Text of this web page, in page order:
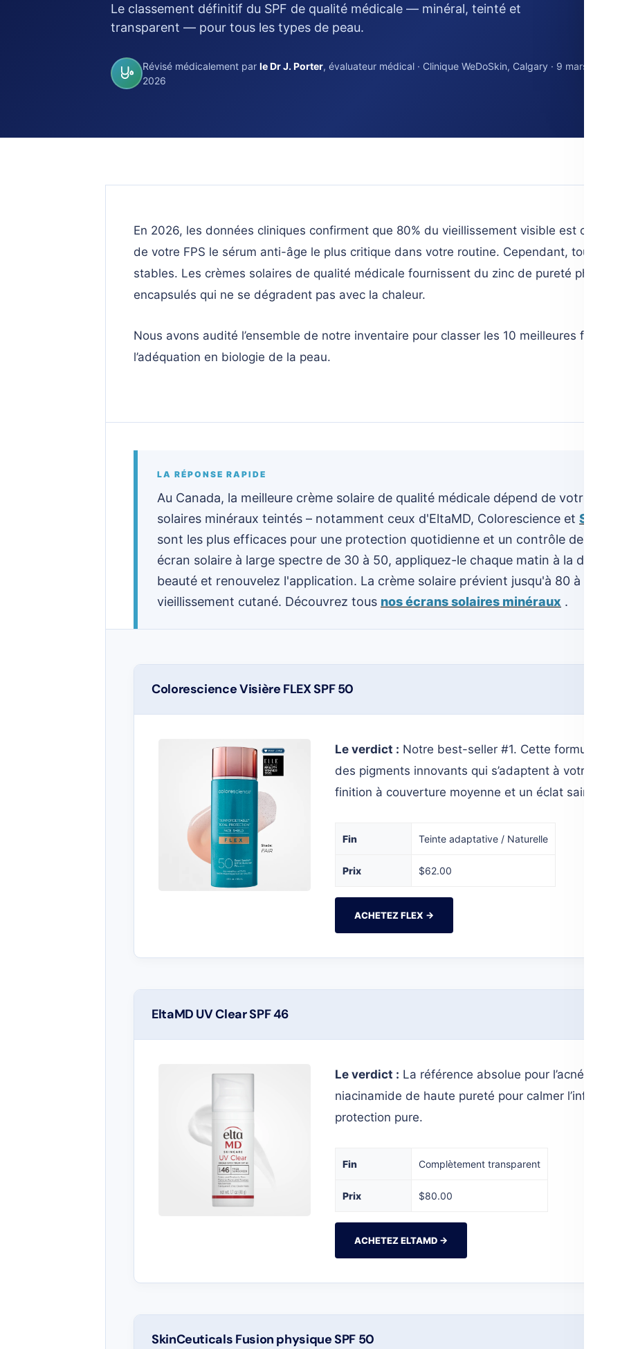
Le classement définitif du SPF de qualité médicale — minéral, teinté et
transparent — pour tous les types de peau.
Révisé médicalement par le Dr J. Porter, évaluateur médical · Clinique WeDoSkin, Calgary · 9 mars
2026
En 2026, les données cliniques confirment que 80% du vieillissement visible est causé
de votre FPS le sérum anti-âge le plus critique dans votre routine. Cependant, toutes
stables. Les crèmes solaires de qualité médicale fournissent du zinc de pureté
encapsulés qui ne se dégradent pas avec la chaleur.
Nous avons audité l’ensemble de notre inventaire pour classer les 10 meilleures
l’adéquation en biologie de la peau.
LA RÉPONSE RAPIDE
Au Canada, la meilleure crème solaire de qualité médicale dépend de votre type
solaires minéraux teintés – notamment ceux d'EltaMD, Colorescience et
sont les plus efficaces pour une protection quotidienne et un contrôle de la
écran solaire à large spectre de 30 à 50, appliquez-le chaque matin à la
beauté et renouvelez l'application. La crème solaire prévient jusqu'à 80 à 90 %
vieillissement cutané. Découvrez tous nos écrans solaires minéraux .
Colorescience Visière FLEX SPF 50
Le verdict : Notre best-seller #1. Cette formule
des pigments innovants qui s’adaptent à votre
finition à couverture moyenne et un éclat sain.
Fin Teinte adaptative / Naturelle
Prix $62.00
ACHETEZ FLEX →
EltaMD UV Clear SPF 46
Le verdict : La référence absolue pour l’acné et la
niacinamide de haute pureté pour calmer
protection pure.
Fin Complètement transparent
Prix $80.00
ACHETEZ ELTAMD →
SkinCeuticals Fusion physique SPF 50